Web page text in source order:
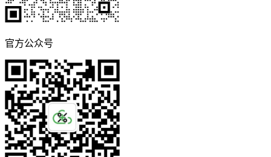
官方公众号